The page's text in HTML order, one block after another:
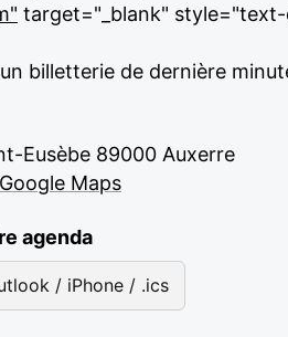
target="_blank"
billetterie de dernière
Eusèbe 89000 Auxerre
Maps
agenda
/ iPhone / .ics